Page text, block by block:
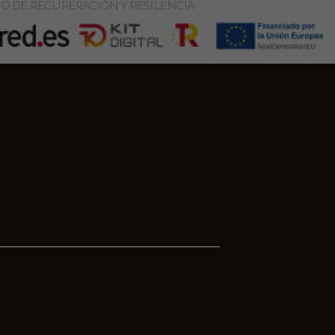
DE RECUPERACIÓN Y RESILENCIA